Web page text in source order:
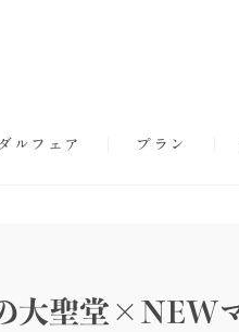
ルフェア プラン
大聖堂×NEW